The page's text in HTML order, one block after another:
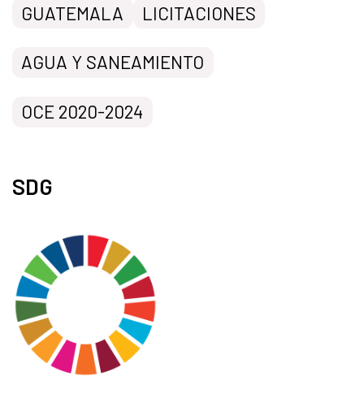
GUATEMALA LICITACIONES
AGUA Y SANEAMIENTO
OCE 2020-2024
SDG